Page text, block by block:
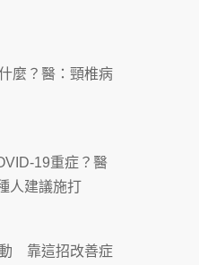
歷程與智慧
健康好禮一手
麼？醫：頸椎病
19重症？醫
人建議施打
動 靠這招改善症